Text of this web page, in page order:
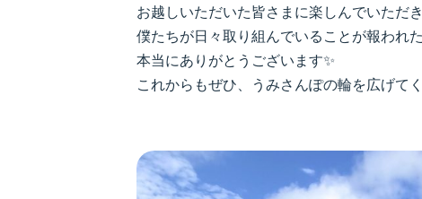
お越しいただいた皆さまに楽しんでいただ
僕たちが日々取り組んでいることが報われ
本当にありがとうございます✨
これからもぜひ、うみさんぽの輪を広げて